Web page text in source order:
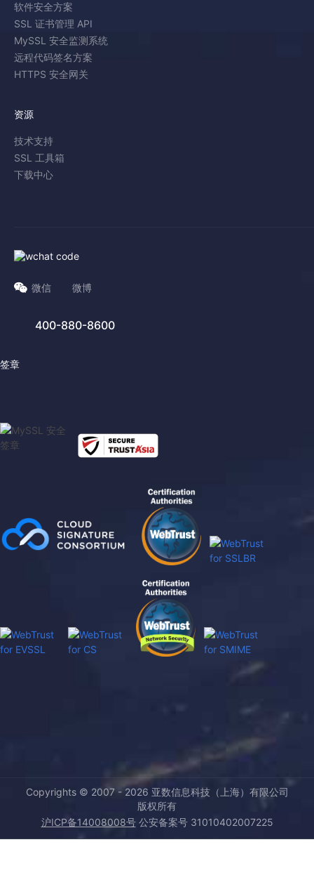
软件安全方案
SSL 证书管理 API
MySSL 安全监测系统
远程代码签名方案
HTTPS 安全网关
资源
技术支持
SSL 工具箱
下载中心
微信 微博
400-880-8600
签章
Copyrights © 2007 - 2026 亚数信息科技（上海）有限公司
版权所有
沪ICP备14008008号 公安备案号 31010402007225